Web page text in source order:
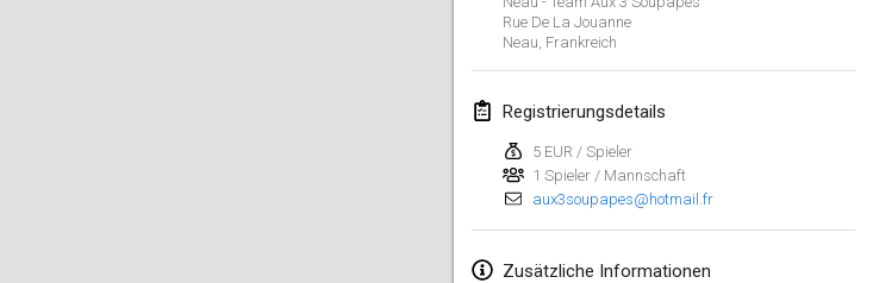
Rue De La Jouanne
Neau Frankreich
Registrierungsdetails
5 EUR / Spieler
1 Spieler / Mannschaft
aux3soupapes@hotmail.fr
Zusätzliche Informationen
SingeliDuppeli
27. Jan. 2024|Finnland